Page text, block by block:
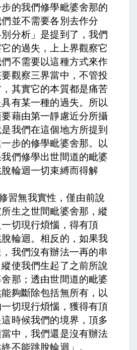
的我們修學毗婆舍那的
並不需要各別去作分
分析」是提到了，我們
的過失，上上界觀察它
不需要以這種方式來作
觀察三界當中，不管投
其實它的本質都是痛苦
有某一種的過失。所以
藉由第一靜慮近分所攝
我們在這個地方所提到
步的修學毗婆舍那。以
們修學出世間道的毗婆
輪迴一切束縛而得解
習無我實性，僅由前說
生之世間毗婆舍那，縱
切現行煩惱，得有頂
輪迴 。相反的，如果我
我們沒有辦法一再的串
使我們生起了之前所說
那；透由世間道的毗婆
夠斷除包括無所有，以
切現行煩惱，獲得有頂
時候我們的境界，頂多
中，我們還是沒有辦法
不能跳脫輪迴」。